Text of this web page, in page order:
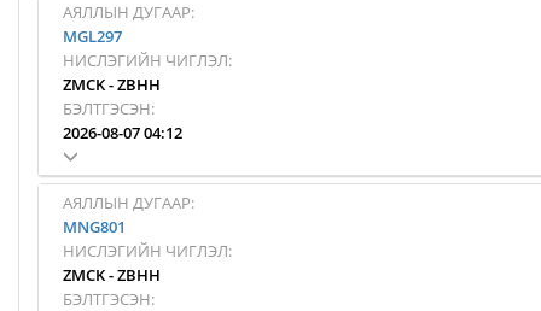
АЯЛЛЫН ДУГААР:
MGL297
НИСЛЭГИЙН ЧИГЛЭЛ:
ZMCK-ZBHH
БЭЛТГЭСЭН:
2026-08-07 04:12
АЯЛЛЫН ДУГААР:
MNG801
НИСЛЭГИЙН ЧИГЛЭЛ:
ZMCK-ZBHH
БЭЛТГЭСЭН: